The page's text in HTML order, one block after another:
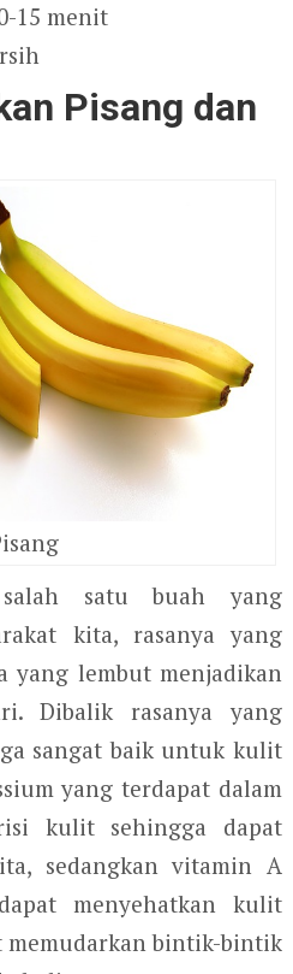
15 menit
Pisang dan
salah satu buah yang
kita, rasanya yang
yang lembut menjadikan
Dibalik rasanya yang
sangat baik untuk kulit
yang terdapat dalam
kulit sehingga dapat
sedangkan vitamin A
menyehatkan kulit
memudarkan bintik-bintik